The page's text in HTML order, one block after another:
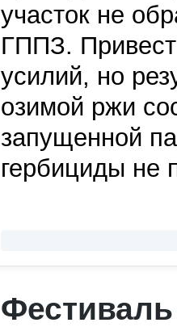
участок не
ГППЗ.
усилий, но
озимой ржи
запущенной
гербициды не